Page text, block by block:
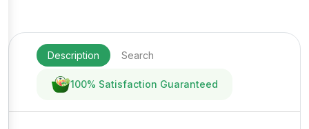
Description Search
100% Satisfaction Guaranteed